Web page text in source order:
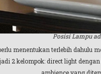
Posisi Lampu
menentukan terlebih dahulu
2 kelompok: direct light